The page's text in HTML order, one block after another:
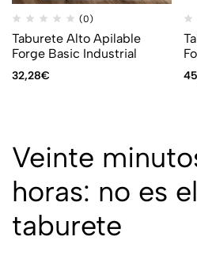
(0)
Taburete Alto Apilable
Forge Basic Industrial
32,28€
Veinte
horas: no es
taburete